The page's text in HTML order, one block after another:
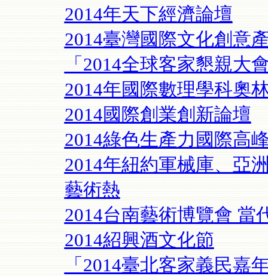
2014年天下經濟論壇
2014臺灣國際文化創意
「2014全球客家懇親大
2014年國際數理學科奧
2014國際創業創新論壇
2014綠色生產力國際高
2014年紐約軍械庫、亞
藝術熱
2014台南藝術博覽會 當
2014紹興酒文化節
「2014臺北客家義民嘉